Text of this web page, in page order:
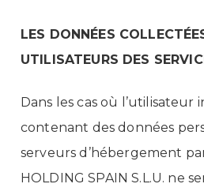
LES DONNÉES
UTILISATEURS DES
Dans les cas où l’utilisateur
contenant des données
serveurs d’hébergement
HOLDING SPAIN S.L.U. ne